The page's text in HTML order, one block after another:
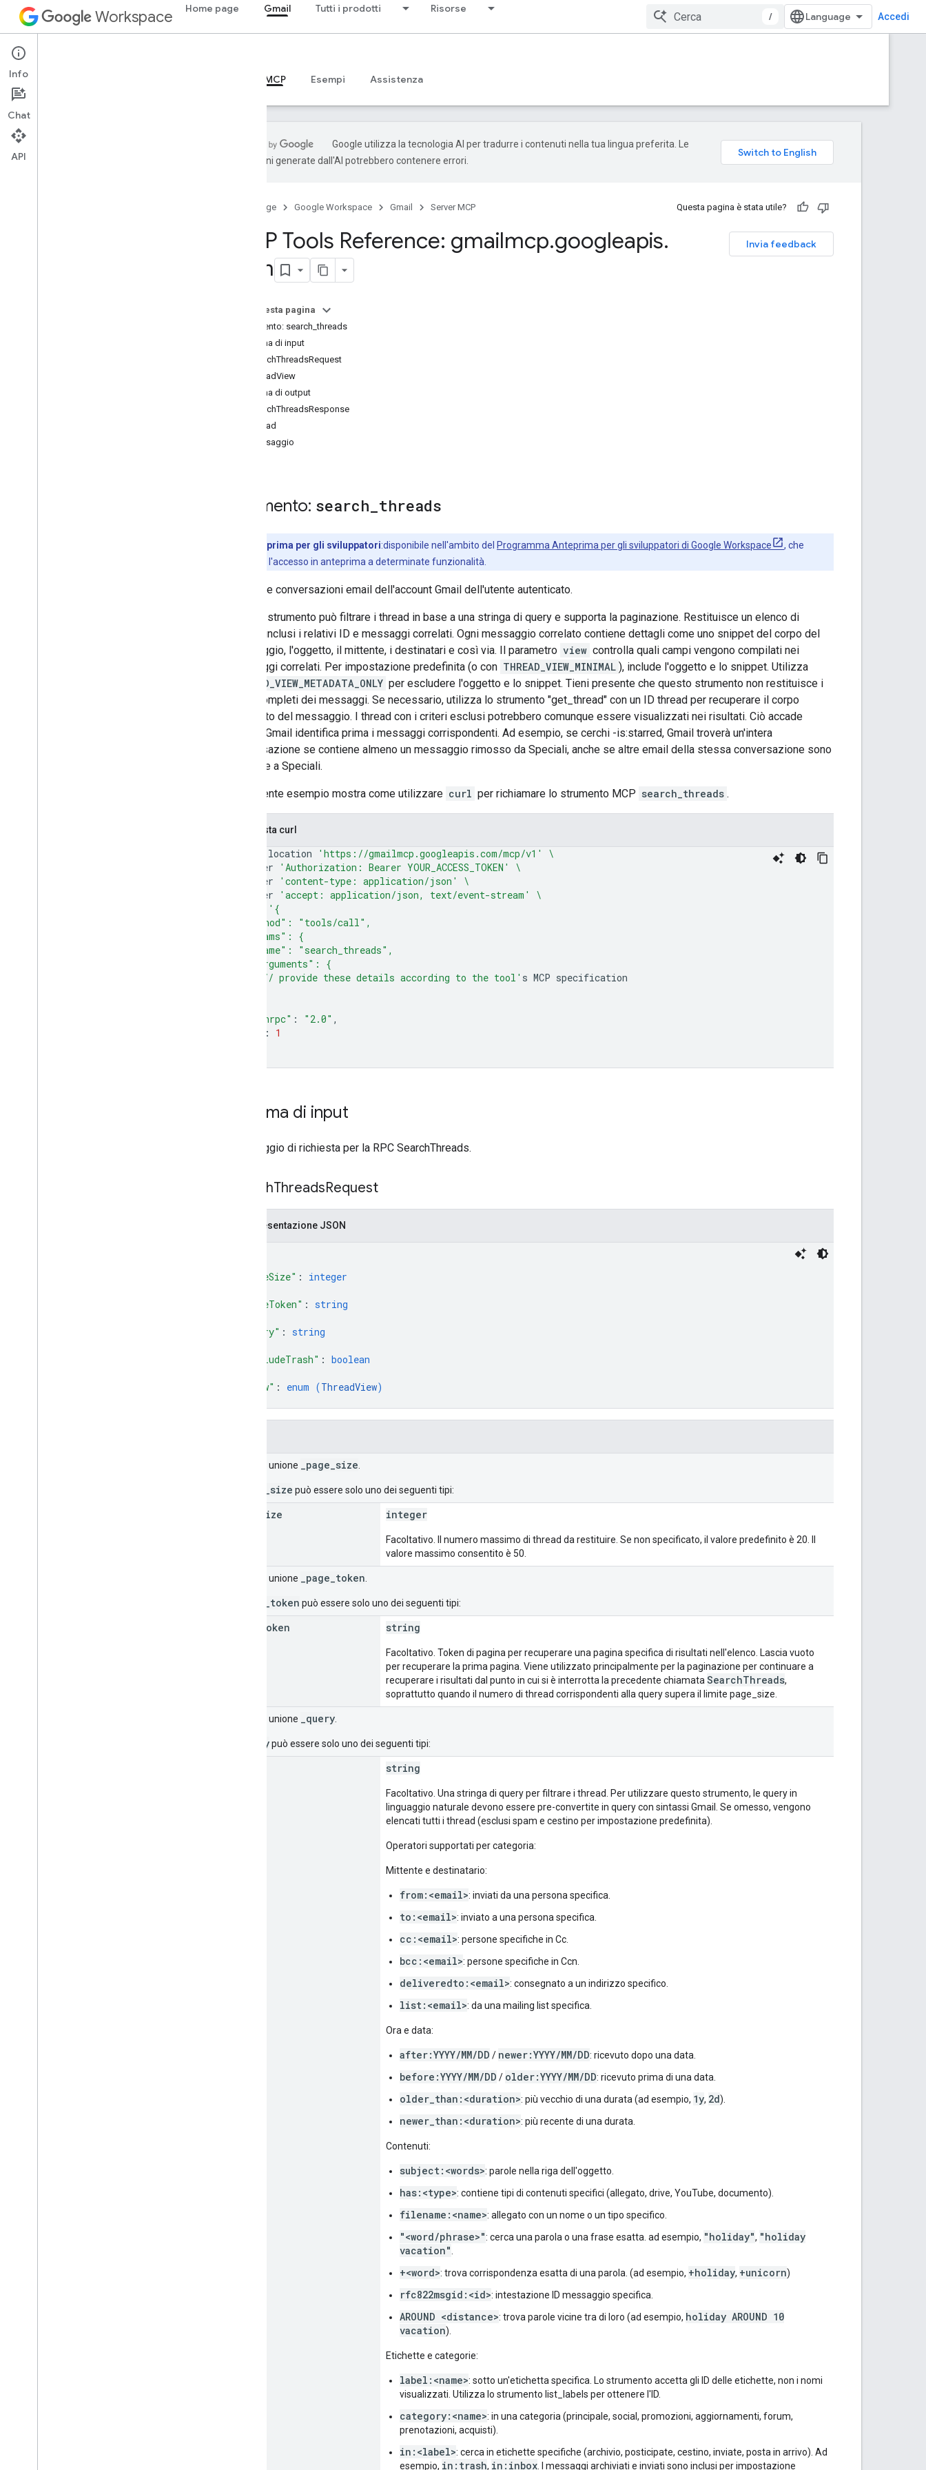
Workspace Home page Gmail Tutti i prodotti Risorse
/ Accedi
Gmail
Panoramica Server MCP Esempi Assistenza
Google utilizza la tecnologia AI per tradurre i contenuti nella tua lingua preferita. Le
traduzioni generate dall'AI potrebbero contenere errori.
Home page Google Workspace Gmail Server MCP Questa pagina è stata utile?
Invia feedback
MCP Tools Reference: gmailmcp.googleapis.
com
Su questa pagina
Strumento: search_threads
Schema di input
SearchThreadsRequest
ThreadView
Schema di output
SearchThreadsResponse
Thread
Messaggio
Strumento: search threads
Anteprima per gli sviluppatori:disponibile nell'ambito del Programma Anteprima per gli sviluppatori di Google Workspace
, che
concede l'accesso in anteprima a determinate funzionalità.
Elenca le conversazioni email dell'account Gmail dell'utente autenticato.
Questo strumento può filtrare i thread in base a una stringa di query e supporta la paginazione. Restituisce un elenco di
thread, inclusi i relativi ID e messaggi correlati. Ogni messaggio correlato contiene dettagli come uno snippet del corpo del
messaggio, l'oggetto, il mittente, i destinatari e così via. Il parametro view controlla quali campi vengono compilati nei
messaggi correlati. Per impostazione predefinita (o con THREAD_VIEW_MINIMAL ), include l'oggetto e lo snippet. Utilizza
THREAD_VIEW_METADATA_ONLY per escludere l'oggetto e lo snippet. Tieni presente che questo strumento non restituisce i
corpi completi dei messaggi. Se necessario, utilizza lo strumento "get_thread" con un ID thread per recuperare il corpo
completo del messaggio. I thread con i criteri esclusi potrebbero comunque essere visualizzati nei risultati. Ciò accade
perché Gmail identifica prima i messaggi corrispondenti. Ad esempio, se cerchi -is:starred, Gmail troverà un'intera
conversazione se contiene almeno un messaggio rimosso da Speciali, anche se altre email della stessa conversazione sono
aggiunte a Speciali.
Il seguente esempio mostra come utilizzare curl per richiamare lo strumento MCP search_threads .
Richiesta curl
--location 'https://gmailmcp.googleapis.com/mcp/v1'
\
--header
'Authorization: Bearer YOUR_ACCESS_TOKEN'
\
--header
'content-type: application/json'
\
--header
'accept: application/json, text/event-stream'
\
'{
  "method": "tools/call",
  "params": {
    "name": "search_threads",
    "arguments": {
      // provide these details according to the tool'
s MCP
"jsonrpc" : "2.0"
:
1
Schema di input
Messaggio di richiesta per la RPC SearchThreads.
SearchThreadsRequest
Rappresentazione JSON
"pageSize" : integer
"pageToken" : string
"query" : string
"includeTrash" : boolean
"view" : enum (ThreadView)
Campo unione _page_size
_page_size può essere solo uno dei seguenti tipi:
Size integer
Facoltativo. Il numero massimo di thread da restituire. Se non specificato, il valore predefinito è 20. Il
valore massimo consentito è 50.
Campo unione _page_token
_page_token può essere solo uno dei seguenti tipi:
Token string
Facoltativo. Token di pagina per recuperare una pagina specifica di risultati nell'elenco. Lascia vuoto
per recuperare la prima pagina. Viene utilizzato principalmente per la paginazione per continuare a
recuperare i risultati dal punto in cui si è interrotta la precedente chiamata SearchThreads,
soprattutto quando il numero di thread corrispondenti alla query supera il limite page_size.
Campo unione _query
_querypuò essere solo uno dei seguenti tipi:
string
Facoltativo. Una stringa di query per filtrare i thread. Per utilizzare questo strumento, le query in
linguaggio naturale devono essere pre-convertite in query con sintassi Gmail. Se omesso, vengono
elencati tutti i thread (esclusi spam e cestino per impostazione predefinita).
Operatori supportati per categoria:
Mittente e destinatario:
from:<email>: inviati da una persona specifica.
to:<email>: inviato a una persona specifica.
cc:<email>: persone specifiche in Cc.
bcc:<email>: persone specifiche in Ccn.
deliveredto:<email>: consegnato a un indirizzo specifico.
list:<email>: da una mailing list specifica.
Ora e data:
after:YYYY/MM/DD / newer:YYYY/MM/DD: ricevuto dopo una data.
before:YYYY/MM/DD / older:YYYY/MM/DD: ricevuto prima di una data.
older_than:<duration>: più vecchio di una durata (ad esempio, 1y, 2d).
newer_than:<duration>: più recente di una durata.
Contenuti:
subject:<words>: parole nella riga dell'oggetto.
has:<type>: contiene tipi di contenuti specifici (allegato, drive, YouTube, documento).
filename:<name>: allegato con un nome o un tipo specifico.
"<word/phrase>": cerca una parola o una frase esatta. ad esempio, "holiday", "holiday
vacation"
+<word>: trova corrispondenza esatta di una parola. (ad esempio, +holiday, +unicorn)
rfc822msgid:<id>: intestazione ID messaggio specifica.
AROUND <distance>: trova parole vicine tra di loro (ad esempio, holiday AROUND 10
vacation).
Etichette e categorie:
label:<name>: sotto un'etichetta specifica. Lo strumento accetta gli ID delle etichette, non i nomi
visualizzati. Utilizza lo strumento list_labels per ottenere l'ID.
category:<name>: in una categoria (principale, social, promozioni, aggiornamenti, forum,
prenotazioni, acquisti).
in:<label>: cerca in etichette specifiche (archivio, posticipate, cestino, inviate, posta in arrivo). Ad
esempio, in:trash, in:inbox . I messaggi archiviati e inviati sono inclusi per impostazione
Info
Chat
API